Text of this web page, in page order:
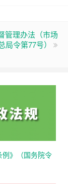
管理办法（市场
局令第77号）
例》（国务院令